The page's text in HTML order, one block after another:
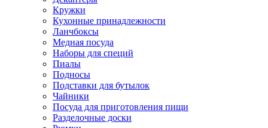
Кружки
Кухонные принадлежности
Ланчбоксы
Медная посуда
Наборы для специй
Пиалы
Подносы
Подставки для бутылок
Чайники
Посуда для приготовления пищи
Разделочные доски